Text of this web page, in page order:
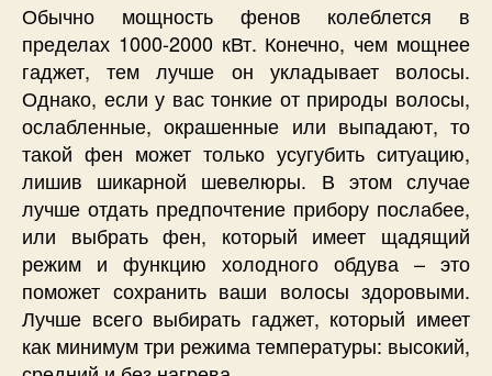
Обычно мощность фенов колеблется в
пределах 1000-2000 кВт. Конечно, чем мощнее
гаджет, тем лучше он укладывает волосы.
Однако, если у вас тонкие от природы волосы,
ослабленные, окрашенные или выпадают, то
такой фен может только усугубить ситуацию,
лишив шикарной шевелюры. В этом случае
лучше отдать предпочтение прибору послабее,
или выбрать фен, который имеет щадящий
режим и функцию холодного обдува – это
поможет сохранить ваши волосы здоровыми.
Лучше всего выбирать гаджет, который имеет
как минимум три режима температуры: высокий,